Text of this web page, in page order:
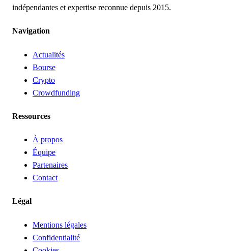
indépendantes et expertise reconnue depuis 2015.
Navigation
Actualités
Bourse
Crypto
Crowdfunding
Ressources
À propos
Équipe
Partenaires
Contact
Légal
Mentions légales
Confidentialité